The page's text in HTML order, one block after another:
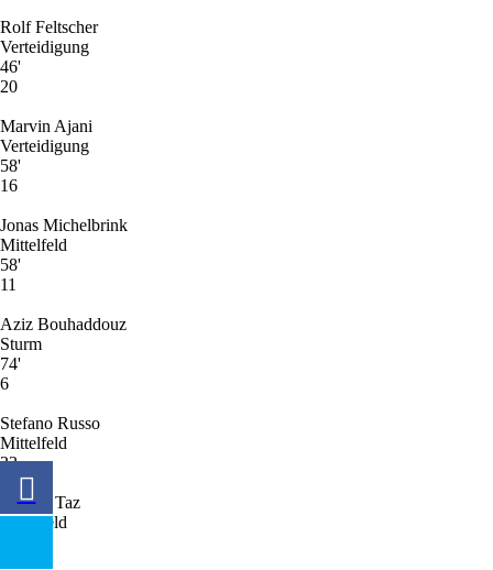
Rolf Feltscher
Verteidigung
46'
20
Marvin Ajani
Verteidigung
58'
16
Jonas Michelbrink
Mittelfeld
58'
11
Aziz Bouhaddouz
Sturm
74'
6
Stefano Russo
Mittelfeld
33
Berkan Taz
Mittelfeld